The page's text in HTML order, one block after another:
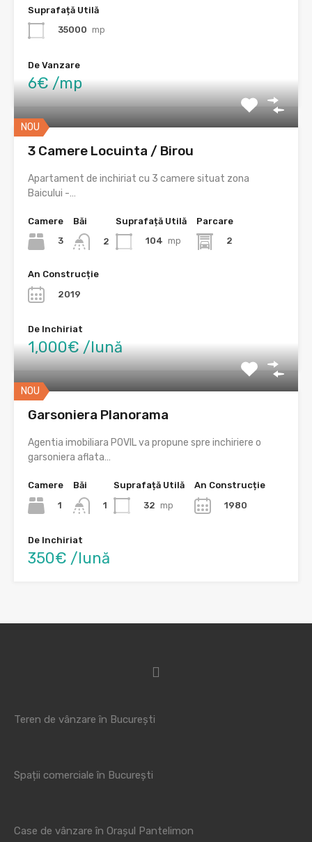
Suprafață Utilă
35000 mp
De Vanzare
6€ /mp
NOU
3 Camere Locuinta / Birou
Apartament de inchiriat cu 3 camere situat zona
Baicului -…
Camere
3
Băi
2
Suprafață Utilă
104 mp
Parcare
2
An Construcție
2019
De Inchiriat
1,000€ /lună
NOU
Garsoniera Planorama
Agentia imobiliara POVIL va propune spre inchiriere o
garsoniera aflata…
Camere
1
Băi
1
Suprafață Utilă
32 mp
An Construcție
1980
De Inchiriat
350€ /lună
Teren de vânzare în București
Spații comerciale în București
Case de vânzare în Orașul Pantelimon